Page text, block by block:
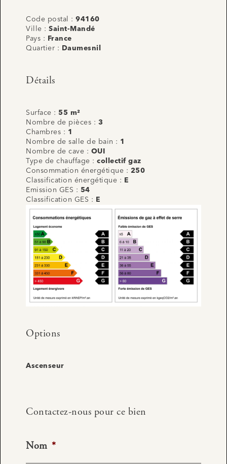
Code postal : 94160
Ville : Saint-Mandé
Pays :
France
Quartier :
Daumesnil
Détails
Surface : 55 m²
Nombre de pièces : 3
Chambres : 1
Nombre de salle de bain : 1
Nombre de cave : OUI
Type de chauffage : collectif gaz
Consommation énergétique : 250
Classification énergétique :
E
Emission GES : 54
Classification GES :
E
Options
Ascenseur
Contactez-nous pour ce bien
Nom *